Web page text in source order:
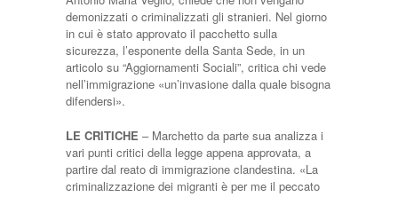
demonizzati o criminalizzati gli stranieri. Nel giorno
in cui è stato approvato il pacchetto sulla
sicurezza, l’esponente della Santa Sede, in un
articolo su “Aggiornamenti Sociali”, critica chi vede
nell’immigrazione «un’invasione dalla quale bisogna
difendersi».
LE CRITICHE – Marchetto da parte sua analizza i
vari punti critici della legge appena approvata, a
partire dal reato di immigrazione clandestina. «La
criminalizzazione dei migranti è per me il peccato